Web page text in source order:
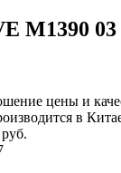
M1390 03
цены и
в